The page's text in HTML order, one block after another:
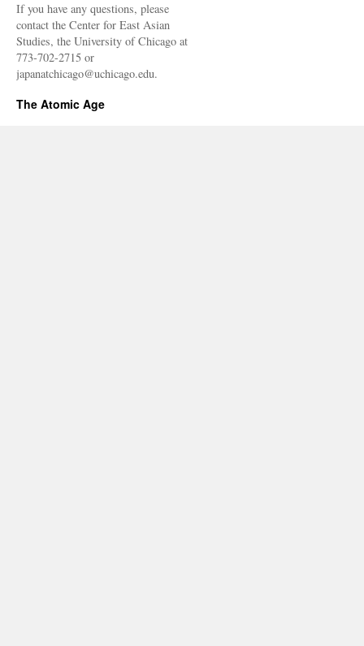
If you have any questions, please
contact the Center for East Asian
Studies, the University of Chicago at
773-702-2715 or
japanatchicago@uchicago.edu.
The Atomic Age